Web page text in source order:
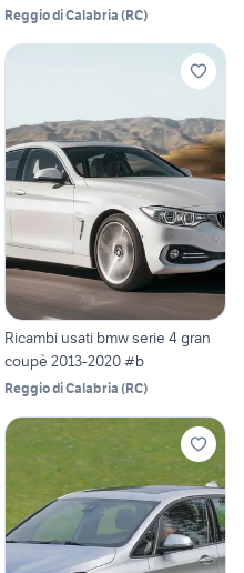
Reggio di Calabria (RC)
Ricambi usati bmw serie 4 gran
coupè 2013-2020 #b
Reggio di Calabria (RC)